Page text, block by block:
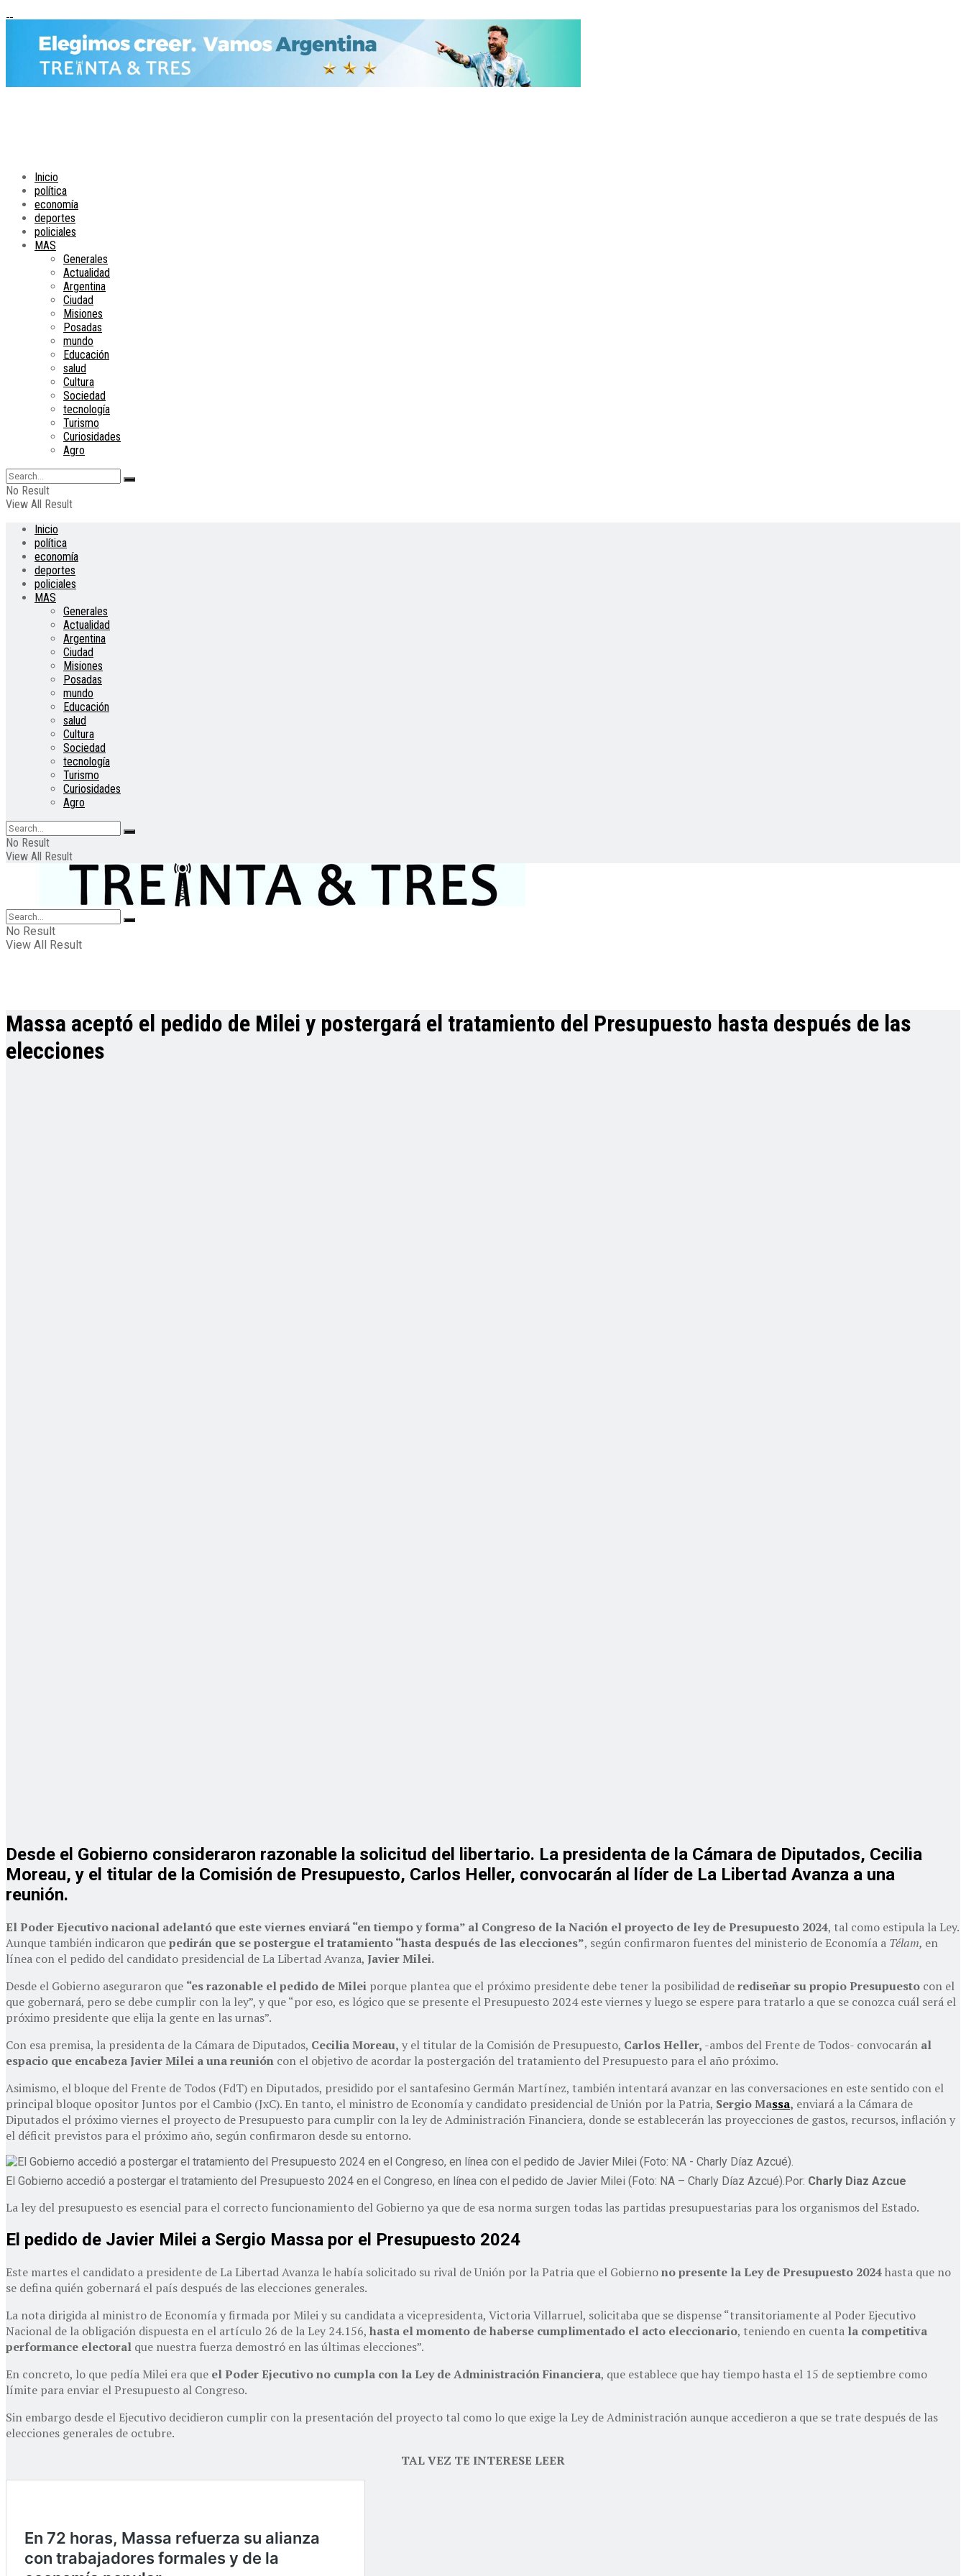
Inicio
política
economía
deportes
policiales
MAS
Generales
Actualidad
Argentina
Ciudad
Misiones
Posadas
mundo
Educación
salud
Cultura
Sociedad
tecnología
Turismo
Curiosidades
Agro
No Result
View All Result
Inicio
política
economía
deportes
policiales
MAS
Generales
Actualidad
Argentina
Ciudad
Misiones
Posadas
mundo
Educación
salud
Cultura
Sociedad
tecnología
Turismo
Curiosidades
Agro
No Result
View All Result
No Result
View All Result
Massa aceptó el pedido de Milei y postergará el tratamiento del Presupuesto hasta después de las
elecciones
Desde el Gobierno consideraron razonable la solicitud del libertario. La presidenta de la Cámara de Diputados, Cecilia
Moreau, y el titular de la Comisión de Presupuesto, Carlos Heller, convocarán al líder de La Libertad Avanza a una
reunión.
El Poder Ejecutivo nacional adelantó que este viernes enviará “en tiempo y forma” al Congreso de la Nación el proyecto de ley de Presupuesto 2024, tal como estipula la Ley.
Aunque también indicaron quepedirán que se postergue el tratamiento “hasta después de las elecciones”, según confirmaron fuentes del ministerio de Economía a Télam, en
línea con el pedido del candidato presidencial de La Libertad Avanza, Javier Milei.
Desde el Gobierno aseguraron que “es razonable el pedido de Milei porque plantea que el próximo presidente debe tener la posibilidad derediseñar su propio Presupuesto con el
que gobernará, pero se debe cumplir con la ley”, y que “por eso, es lógico que se presente el Presupuesto 2024 este viernes y luego se espere para tratarlo a que se conozca cuál será el
próximo presidente que elija la gente en las urnas”.
Con esa premisa, la presidenta de la Cámara de Diputados, Cecilia Moreau, y el titular de la Comisión de Presupuesto, Carlos Heller, -ambos del Frente de Todos- convocarán al
espacio que encabeza Javier Milei a una reunión con el objetivo de acordar la postergación del tratamiento del Presupuesto para el año próximo.
Asimismo, el bloque del Frente de Todos (FdT) en Diputados, presidido por el santafesino Germán Martínez, también intentará avanzar en las conversaciones en este sentido con el
principal bloque opositor Juntos por el Cambio (JxC). En tanto, el ministro de Economía y candidato presidencial de Unión por la Patria, Sergio Massa, enviará a la Cámara de
Diputados el próximo viernes el proyecto de Presupuesto para cumplir con la ley de Administración Financiera, donde se establecerán las proyecciones de gastos, recursos, inflación y
el déficit previstos para el próximo año, según confirmaron desde su entorno.
El Gobierno accedió a postergar el tratamiento del Presupuesto 2024 en el Congreso, en línea con el pedido de Javier Milei (Foto: NA – Charly Díaz Azcué).Por: Charly Diaz Azcue
La ley del presupuesto es esencial para el correcto funcionamiento del Gobierno ya que de esa norma surgen todas las partidas presupuestarias para los organismos del Estado.
El pedido de Javier Milei a Sergio Massa por el Presupuesto 2024
Este martes el candidato a presidente de La Libertad Avanza le había solicitado su rival de Unión por la Patria que el Gobiernono presente la Ley de Presupuesto 2024hasta que no
se defina quién gobernará el país después de las elecciones generales.
La nota dirigida al ministro de Economía y firmada por Milei y su candidata a vicepresidenta, Victoria Villarruel, solicitaba que se dispense “transitoriamente al Poder Ejecutivo
Nacional de la obligación dispuesta en el artículo 26 de la Ley 24.156, hasta el momento de haberse cumplimentado el acto eleccionario, teniendo en cuenta la competitiva
performance electoral que nuestra fuerza demostró en las últimas elecciones”.
En concreto, lo que pedía Milei era que el Poder Ejecutivo no cumpla con la Ley de Administración Financiera, que establece que hay tiempo hasta el 15 de septiembre como
límite para enviar el Presupuesto al Congreso.
Sin embargo desde el Ejecutivo decidieron cumplir con la presentación del proyecto tal como lo que exige la Ley de Administración aunque accedieron a que se trate después de las
elecciones generales de octubre.
TAL VEZ TE INTERESE LEER